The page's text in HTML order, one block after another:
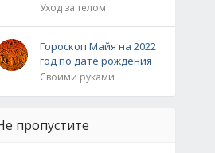
Уход за телом
Гороскоп Майя на 2022
год по дате рождения
Своими руками
пропустите